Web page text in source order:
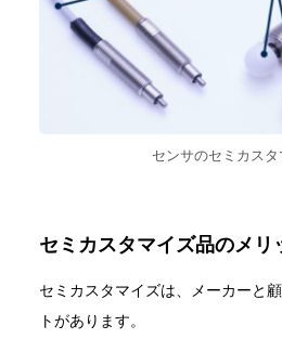
センサのセミカスタ
セミカスタマイズ品のメリ
セミカスタマイズは、メーカーと
トがあります。